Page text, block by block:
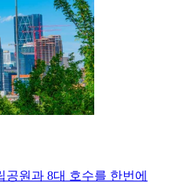
원과 8대 호수를 한번에